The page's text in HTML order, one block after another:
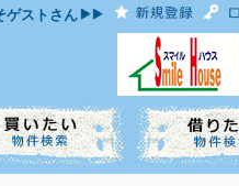
ゲスト さん